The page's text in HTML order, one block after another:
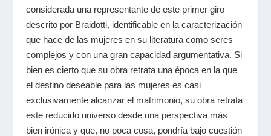
considerada una representante de este primer giro
descrito por Braidotti, identificable en la caracterización
que hace de las mujeres en su literatura como seres
complejos y con una gran capacidad argumentativa. Si
bien es cierto que su obra retrata una época en la que
el destino deseable para las mujeres es casi
exclusivamente alcanzar el matrimonio, su obra retrata
este reducido universo desde una perspectiva más
bien irónica y que, no poca cosa, pondría bajo cuestión